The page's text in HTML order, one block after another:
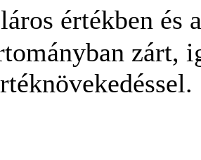
értékben és
zárt,